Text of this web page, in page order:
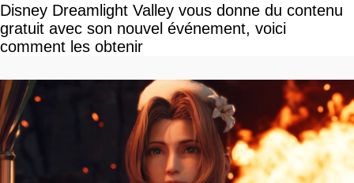
Disney Dreamlight Valley vous donne du contenu
gratuit avec son nouvel événement, voici
comment les obtenir